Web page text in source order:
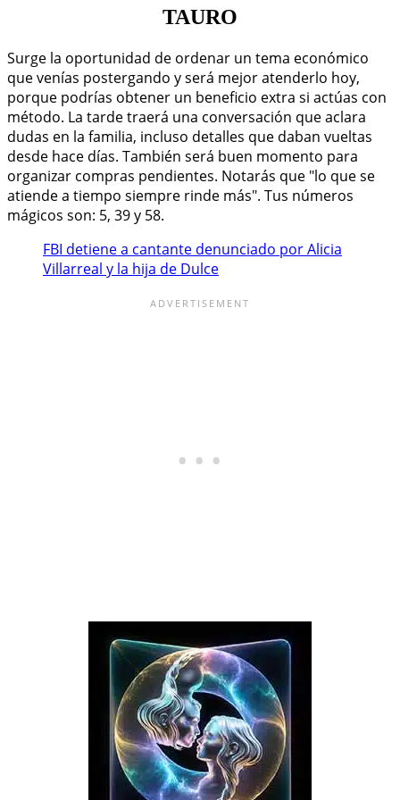
TAURO
Surge la oportunidad de ordenar un tema económico
que venías postergando y será mejor atenderlo hoy,
porque podrías obtener un beneficio extra si actúas con
método. La tarde traerá una conversación que aclara
dudas en la familia, incluso detalles que daban vueltas
desde hace días. También será buen momento para
organizar compras pendientes. Notarás que "lo que se
atiende a tiempo siempre rinde más". Tus números
mágicos son: 5, 39 y 58.
FBI detiene a cantante denunciado por Alicia
Villarreal y la hija de Dulce